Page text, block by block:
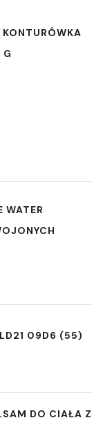
WATER
09D6 (55)
DO CIAŁA Z